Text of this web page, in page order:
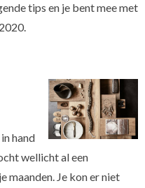
tips en je bent mee met
hand
wellicht al een
maanden. Je kon er niet